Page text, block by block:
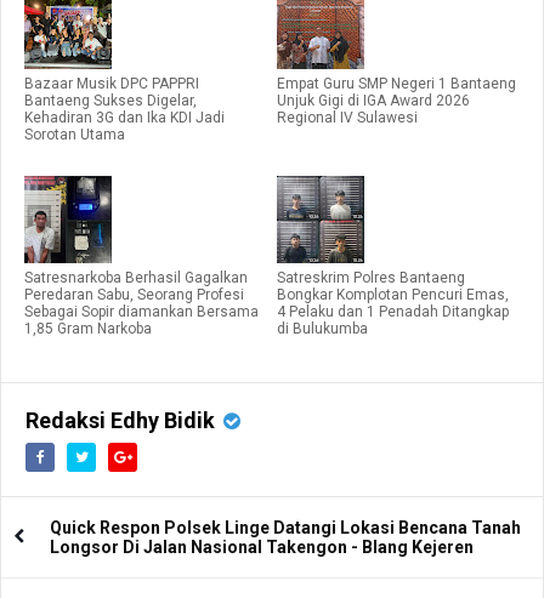
Bazaar Musik DPC PAPPRI
Bantaeng Sukses Digelar,
Kehadiran 3G dan Ika KDI Jadi
Sorotan Utama
Empat Guru SMP Negeri 1 Bantaeng
Unjuk Gigi di IGA Award 2026
Regional IV Sulawesi
Satresnarkoba Berhasil Gagalkan
Peredaran Sabu, Seorang Profesi
Sebagai Sopir diamankan Bersama
1,85 Gram Narkoba
Satreskrim Polres Bantaeng
Bongkar Komplotan Pencuri Emas,
4 Pelaku dan 1 Penadah Ditangkap
di Bulukumba
Redaksi Edhy Bidik
Quick Respon Polsek Linge Datangi Lokasi Bencana Tanah
Longsor Di Jalan Nasional Takengon - Blang Kejeren